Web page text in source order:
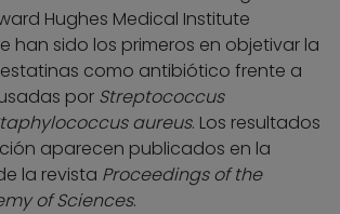
Hughes Medical Institute
han sido los primeros en objetivar la
como antibiótico frente a
por Streptococcus
aureus. Los resultados
aparecen publicados en la
la revista Proceedings of the
of Sciences.